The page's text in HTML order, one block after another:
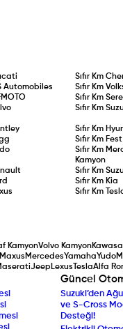
Sıfır Km
Automobiles Sıfır Km
Sıfır Km
Sıfır Km
Sıfır Km
Sıfır Km Fest
Sıfır Km
Kamyon
Sıfır Km
Sıfır Km Kia
Sıfır Km
KamyonVolvo Kamyon
MercedesYamahaYudo
Jeep Lexus TeslaAlfa
Güncel
Suzuki’den
ve S-Cross
Desteği!